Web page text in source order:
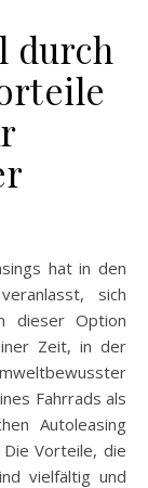
durch
sich
dieser Option
Zeit, in der
Fahrrads als
Autoleasing
Vorteile, die
vielfältig und